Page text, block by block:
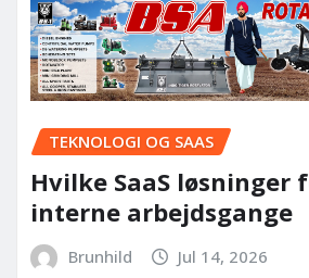
TEKNOLOGI OG SAAS
Hvilke SaaS løsninger
interne arbejdsgange
Brunhild Jul 14, 2026